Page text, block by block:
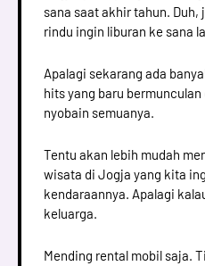
sana saat akhir tahun.
rindu ingin liburan ke sana
Apalagi sekarang ada
hits yang baru
nyobain semuanya.
Tentu akan lebih mudah
wisata di Jogja yang kita
kendaraannya. Apalagi
keluarga.
Mending rental mobil saja.